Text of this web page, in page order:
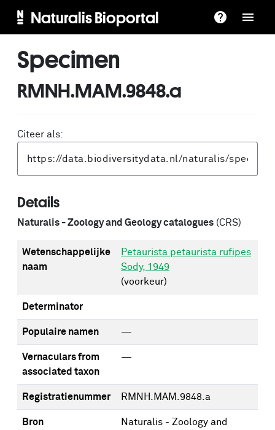
Naturalis Bioportal
Specimen
RMNH.MAM.9848.a
Citeer als:
Details
Naturalis - Zoology and Geology catalogues (CRS)
Wetenschappelijke
naam
Petaurista petaurista rufipes
Sody, 1949
(voorkeur)
Determinator
Populaire namen —
Vernaculars from
associated taxon
—
Registratienummer RMNH.MAM.9848.a
Bron
Naturalis - Zoology and